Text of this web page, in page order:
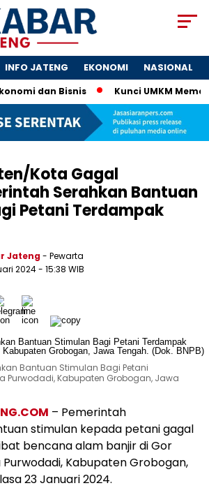
INFO JATENG EKONOMI NASIONAL
dan Bisnis Kunci UMKM
Kota Gagal
Serahkan Bantuan
Petani Terdampak
Jateng- Pewarta
2024 - 15:38 WIB
Bantuan Stimulan Bagi Petani
Purwodadi, Kabupaten Grobogan, Jawa
– Pemerintah
stimulan kepada petani gagal
bencana alam banjir di Gor
Purwodadi, Kabupaten Grobogan,
23 Januari 2024.